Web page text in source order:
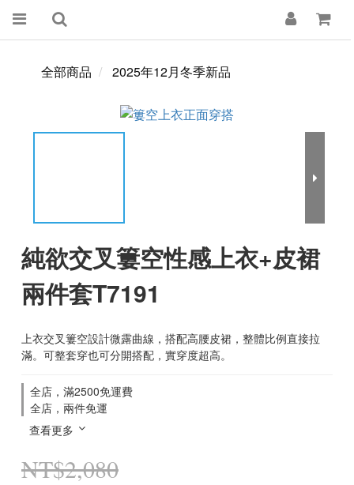
全部商品 2025年12月冬季新品
純欲交叉簍空性感上衣+皮裙
兩件套T7191
上衣交叉簍空設計微露曲線，搭配高腰皮裙，整體比例直接拉
滿。可整套穿也可分開搭配，實穿度超高。
全店，滿2500免運費
全店，兩件免運
查看更多
NT$2,080